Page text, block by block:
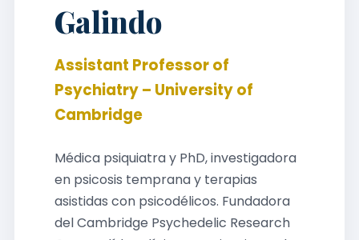
Galindo
Assistant Professor of
Psychiatry – University of
Cambridge
Médica psiquiatra y PhD, investigadora
en psicosis temprana y terapias
asistidas con psicodélicos. Fundadora
del Cambridge Psychedelic Research